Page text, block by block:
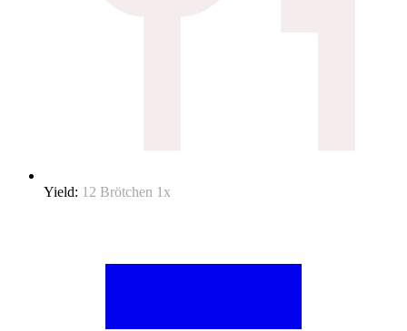
Yield: 12 Brötchen 1 x